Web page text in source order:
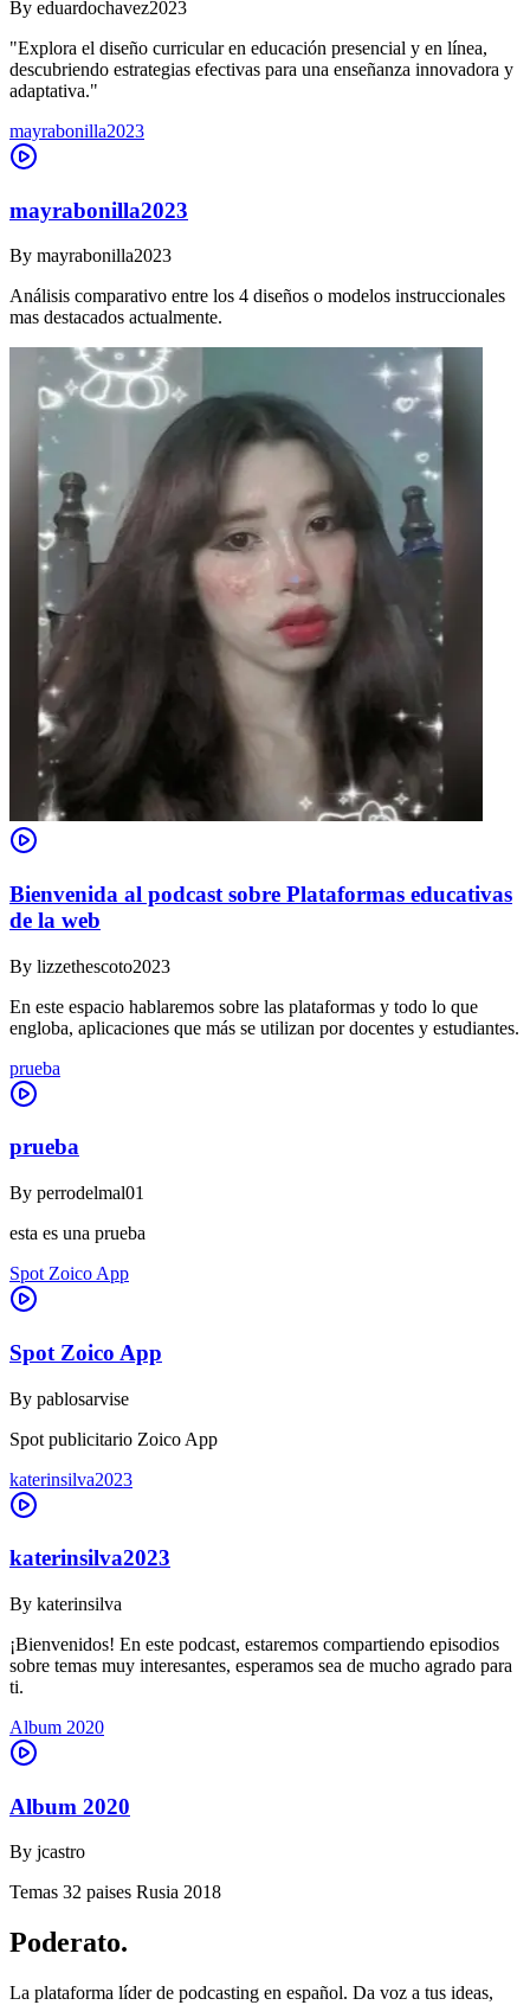
By eduardochavez2023
"Explora el diseño curricular en educación presencial y en línea,
descubriendo estrategias efectivas para una enseñanza innovadora y
adaptativa."
mayrabonilla2023
mayrabonilla2023
By mayrabonilla2023
Análisis comparativo entre los 4 diseños o modelos instruccionales
mas destacados actualmente.
Bienvenida al podcast sobre Plataformas educativas
de la web
By lizzethescoto2023
En este espacio hablaremos sobre las plataformas y todo lo que
engloba, aplicaciones que más se utilizan por docentes y estudiantes.
prueba
prueba
By perrodelmal01
esta es una prueba
Spot Zoico App
Spot Zoico App
By pablosarvise
Spot publicitario Zoico App
katerinsilva2023
katerinsilva2023
By katerinsilva
¡Bienvenidos! En este podcast, estaremos compartiendo episodios
sobre temas muy interesantes, esperamos sea de mucho agrado para
ti.
Album 2020
Album 2020
By jcastro
Temas 32 paises Rusia 2018
Poderato.
La plataforma líder de podcasting en español. Da voz a tus ideas,